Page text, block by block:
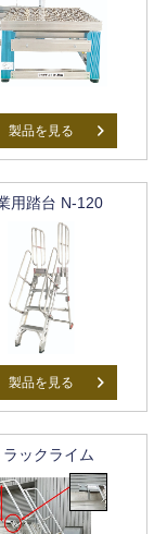
製品を見る
用踏台 N-120
製品を見る
ラックライム